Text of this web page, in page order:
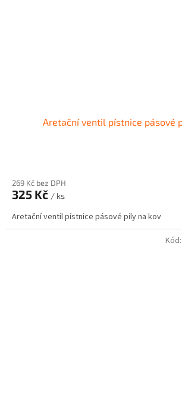
Aretační ventil pístnice pásové
269 Kč bez DPH
325 Kč / ks
Aretační ventil pístnice pásové pily na kov
Kód: